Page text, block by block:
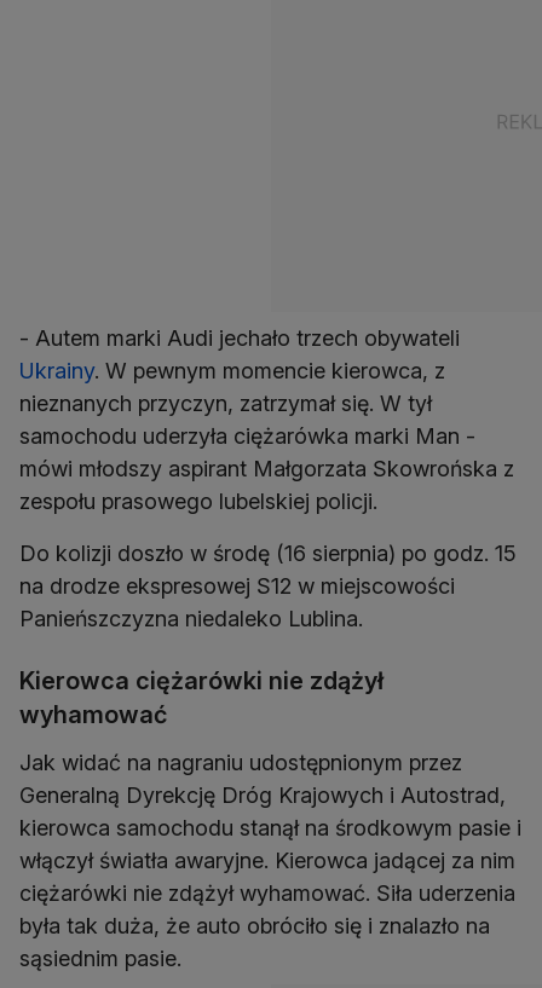
- Autem marki Audi jechało trzech obywateli
Ukrainy. W pewnym momencie kierowca, z
nieznanych przyczyn, zatrzymał się. W tył
samochodu uderzyła ciężarówka marki Man -
mówi młodszy aspirant Małgorzata Skowrońska z
zespołu prasowego lubelskiej policji.
Do kolizji doszło w środę (16 sierpnia) po godz. 15
na drodze ekspresowej S12 w miejscowości
Panieńszczyzna niedaleko Lublina.
Kierowca ciężarówki nie zdążył
wyhamować
Jak widać na nagraniu udostępnionym przez
Generalną Dyrekcję Dróg Krajowych i Autostrad,
kierowca samochodu stanął na środkowym pasie i
włączył światła awaryjne. Kierowca jadącej za nim
ciężarówki nie zdążył wyhamować. Siła uderzenia
była tak duża, że auto obróciło się i znalazło na
sąsiednim pasie.